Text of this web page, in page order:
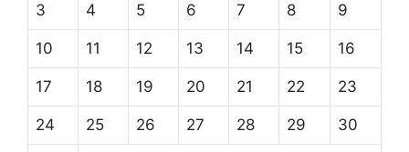
3 4 5 6 7 8 9
10 11 12 13 14 15 16
17 18 19 20 21 22 23
24 25 26 27 28 29 30